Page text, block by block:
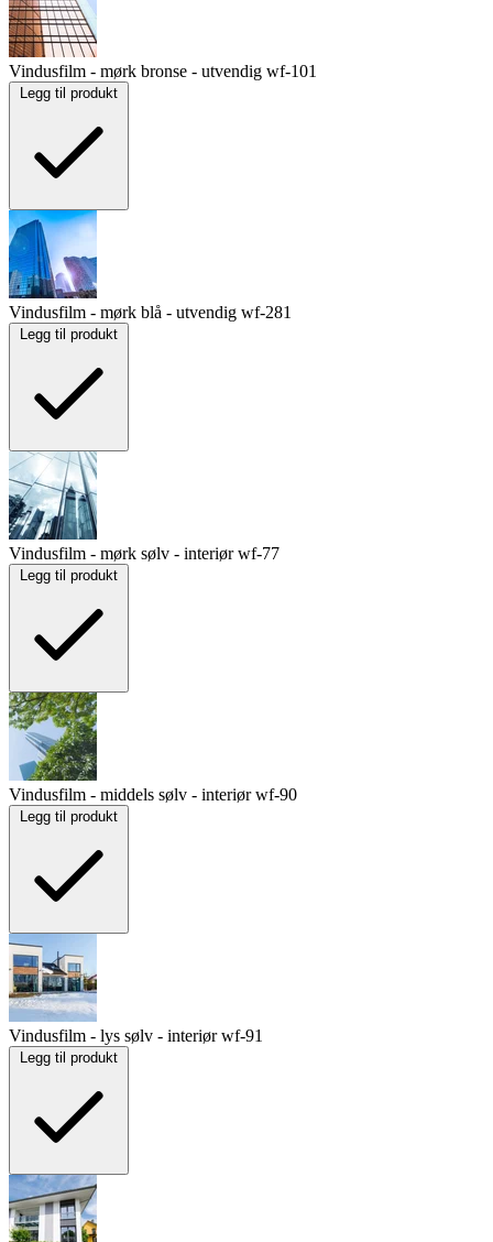
Vindusfilm - mørk bronse - utvendig wf-101
Legg til produkt
Vindusfilm - mørk blå - utvendig wf-281
Legg til produkt
Vindusfilm - mørk sølv - interiørwf-77
Legg til produkt
Vindusfilm - middels sølv - interiørwf-90
Legg til produkt
Vindusfilm - lys sølv - interiørwf-91
Legg til produkt